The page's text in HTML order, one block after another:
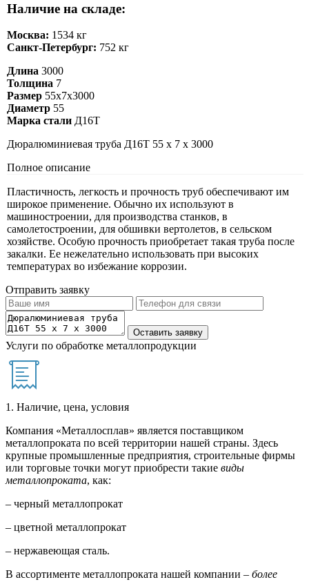
Наличие на складе:
Москва: 1534 кг
Санкт-Петербург: 752 кг
Длина 3000
Толщина 7
Размер 55х7х3000
Диаметр 55
Марка стали Д16Т
Дюралюминиевая труба Д16Т 55 х 7 х 3000
Полное описание
Пластичность, легкость и прочность труб обеспечивают им
широкое применение. Обычно их используют в
машиностроении, для производства станков, в
самолетостроении, для обшивки вертолетов, в сельском
хозяйстве. Особую прочность приобретает такая труба после
закалки. Ее нежелательно использовать при высоких
температурах во избежание коррозии.
Отправить заявку
Услуги по обработке металлопродукции
1. Наличие, цена, условия
Компания «Металлосплав» является поставщиком
металлопроката по всей территории нашей страны. Здесь
крупные промышленные предприятия, строительные фирмы
или торговые точки могут приобрести такие виды
металлопроката, как:
– черный металлопрокат
– цветной металлопрокат
– нержавеющая сталь.
В ассортименте металлопроката нашей компании – более